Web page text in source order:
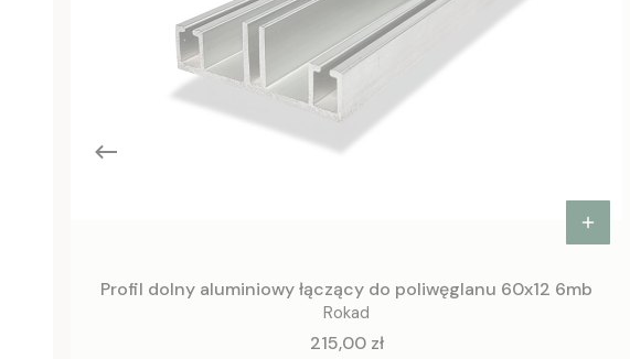
Profil dolny aluminiowy łączący do poliwęglanu 60x12 6mb
Rokad
Cena
215,00 zł